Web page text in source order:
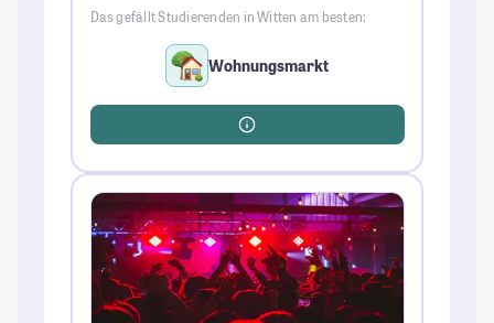
Das gefällt Studierenden in Witten am besten:
Wohnungsmarkt